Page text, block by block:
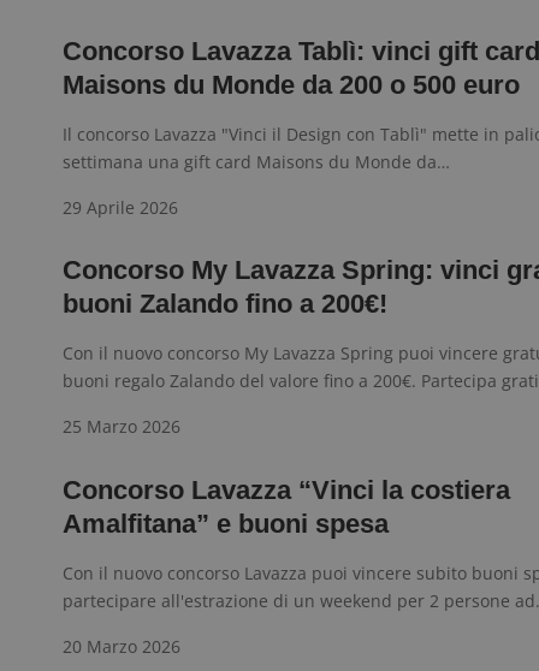
Concorso Lavazza Tablì: vinci gift card
Maisons du Monde da 200 o 500 euro
Il concorso Lavazza "Vinci il Design con Tablì" mette in
settimana una gift card Maisons du Monde da…
29 Aprile 2026
Concorso My Lavazza Spring: vinci
buoni Zalando fino a 200€!
Con il nuovo concorso My Lavazza Spring puoi vincere
buoni regalo Zalando del valore fino a 200€. Partecipa
25 Marzo 2026
Concorso Lavazza “Vinci la costiera
Amalfitana” e buoni spesa
Con il nuovo concorso Lavazza puoi vincere subito buoni
partecipare all'estrazione di un weekend per 2 persone
20 Marzo 2026
I cookie
dell'account. Il sito
Nome
_GRECAPTCHA
test_cookie